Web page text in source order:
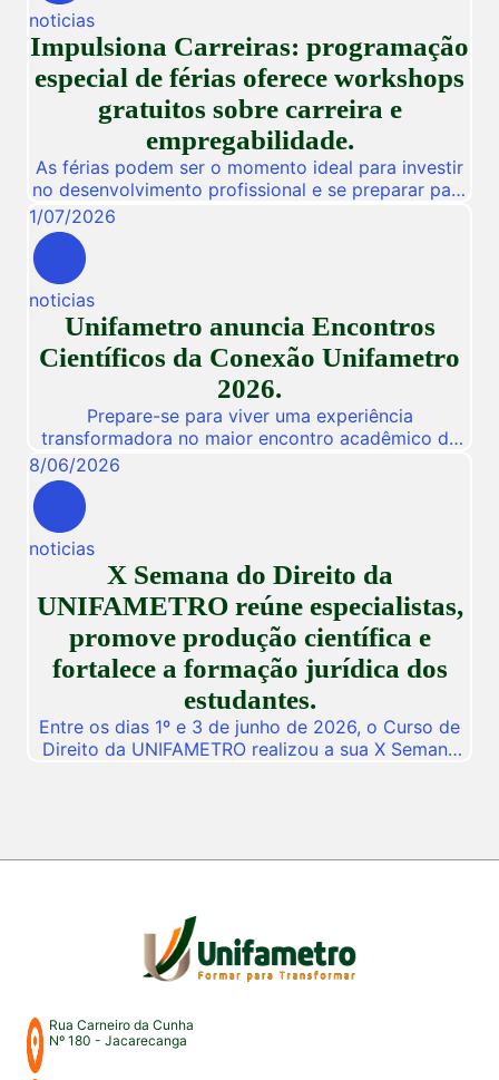
noticias
Impulsiona Carreiras: programação
especial de férias oferece workshops
gratuitos sobre carreira e
empregabilidade.
As férias podem ser o momento ideal para investir
no desenvolvimento profissional e se preparar para
novas oportunidades no mercado de trabalho.
Pensando nisso, a Unifametro Carreiras promoverá,
de 27 a 31 de julho, o Impulsiona Carreiras, uma
programação especial de férias composta por
workshops online e gratuitos voltados para alunos,
egressos e público interessado. […]
1/07/2026
noticias
Unifametro anuncia Encontros
Científicos da Conexão Unifametro
2026.
Prepare-se para viver uma experiência
transformadora no maior encontro acadêmico da
nossa instituição! De 03 a 05 de Novembro de
2026, a Unifametro abre suas portas para a
Conexão Unifametro 2026, um evento presencial
dedicado a fomentar a inovação, a troca de
vivências profissionais e a disseminação de
descobertas científicas. Com o propósito central
de […]
8/06/2026
noticias
X Semana do Direito da
UNIFAMETRO reúne especialistas,
promove produção científica e
fortalece a formação jurídica dos
estudantes.
Entre os dias 1º e 3 de junho de 2026, o Curso de
Direito da UNIFAMETRO realizou a sua X Semana
professores, profissionais do Direito e convidados
Rua Carneiro da Cunha
Nº 180 - Jacarecanga